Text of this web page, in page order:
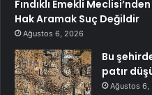
Fındıklı Emekli
Hak Aramak Suç Değildir
Ağustos 6, 2026
Bu
patır
Ağustos 6,